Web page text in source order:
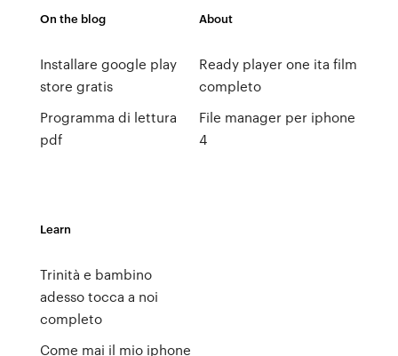
On the blog
Installare google play
store gratis
Programma di lettura
pdf
About
Ready player one ita film
completo
File manager per iphone
4
Learn
Trinità e bambino
adesso tocca a noi
completo
Come mai il mio iphone